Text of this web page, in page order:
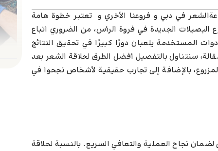
في دبي و فروعنا الأخري و تعتبر خطوة هامة
الجديدة في فروة الرأس، من الضروري اتباع
المستخدمة يلعبان دورًا كبيرًا في تحقيق النتائج
سنتناول بالتفصيل أفضل الطرق لحلاقة الشعر بعد
بالإضافة إلى تجارب حقيقية لأشخاص نجحوا في
نجاح العملية والتعافي السريع. بالنسبة لحلاقة